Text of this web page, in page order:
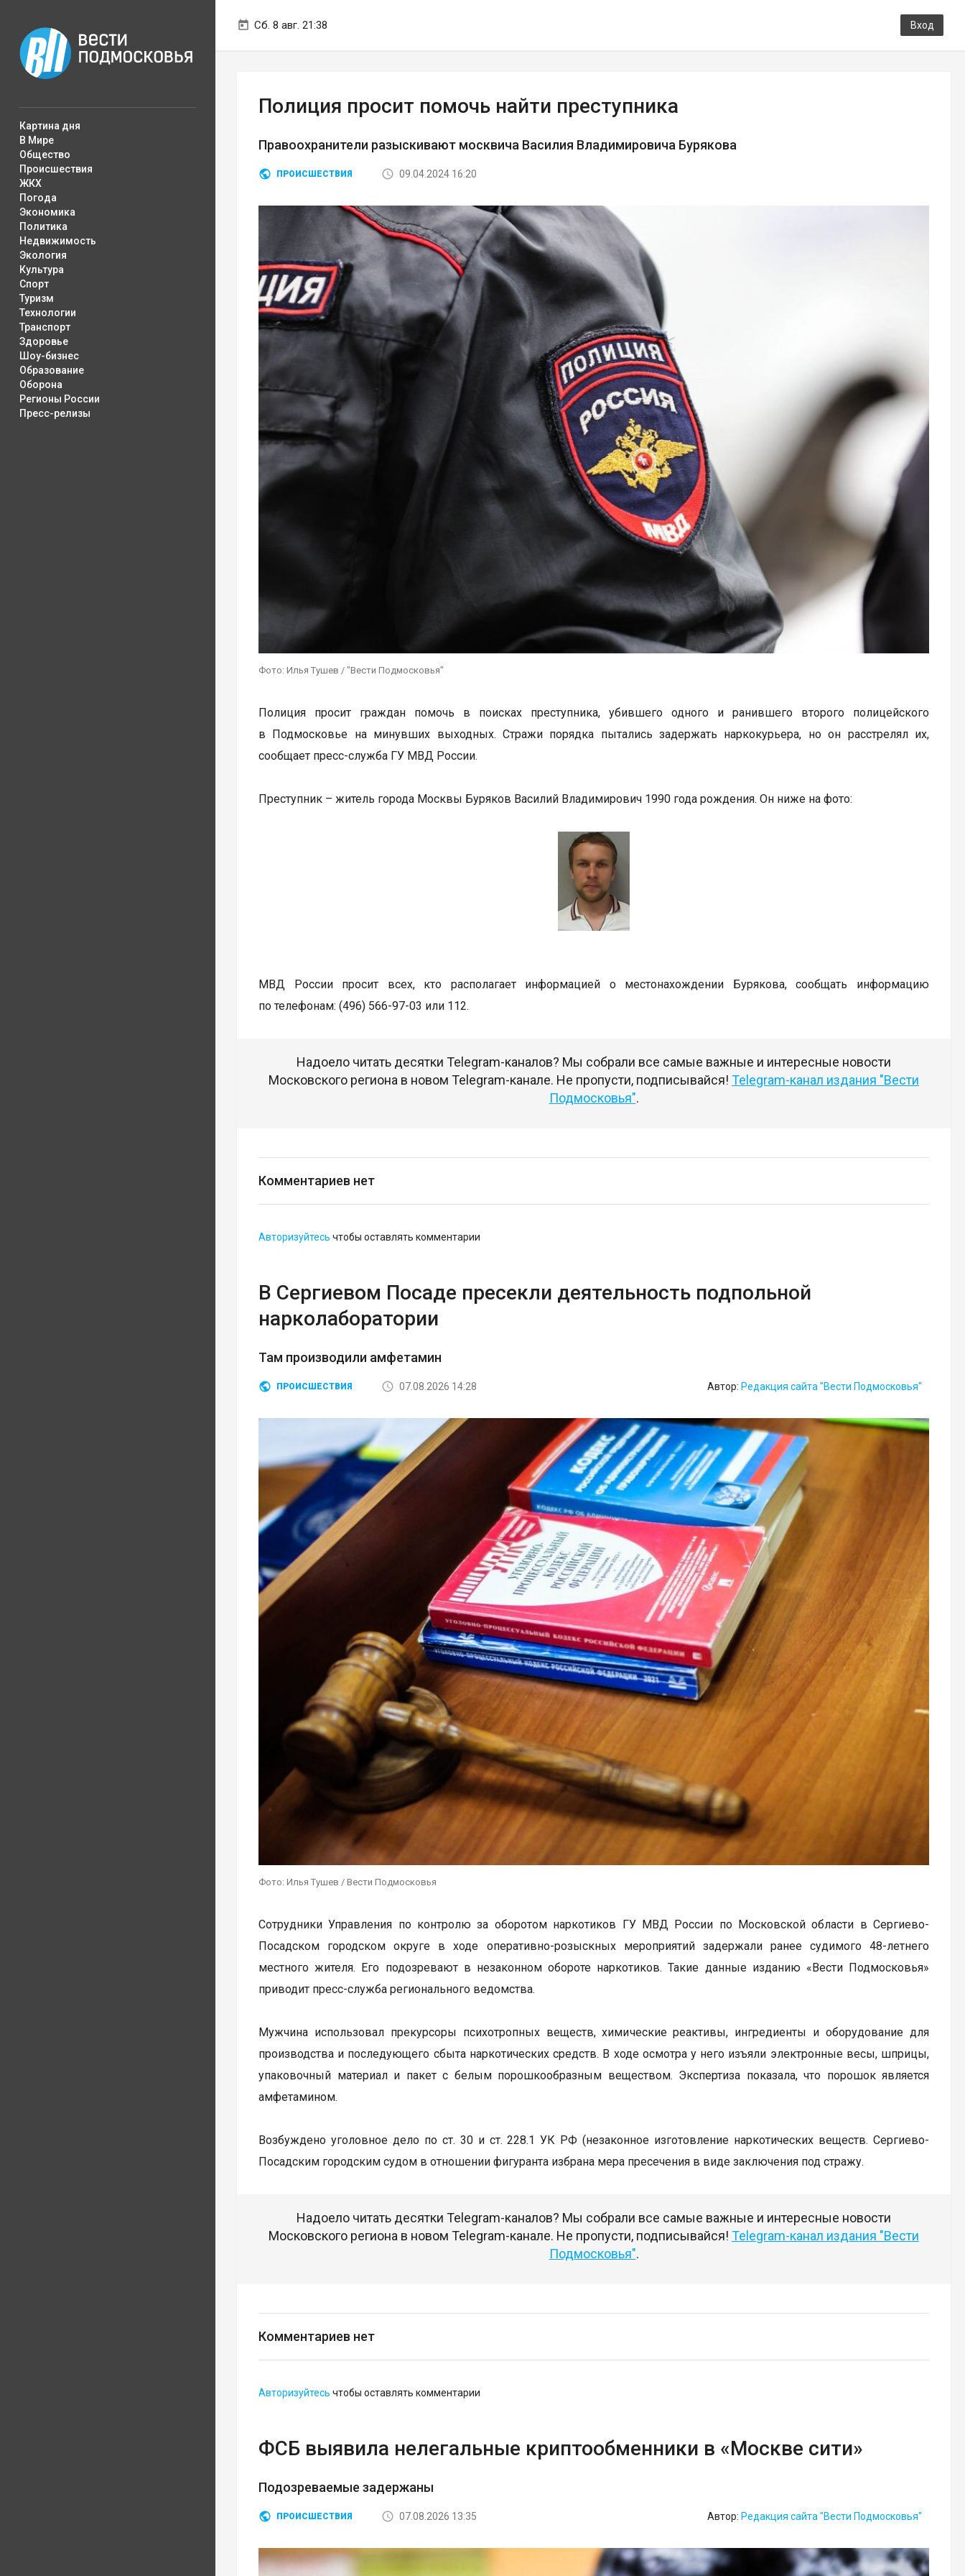
Сб. 8 авг. 21:38 Вход
Картина дня
В Мире
Общество
Происшествия
ЖКХ
Погода
Экономика
Политика
Недвижимость
Экология
Культура
Спорт
Туризм
Технологии
Транспорт
Здоровье
Шоу-бизнес
Образование
Оборона
Регионы России
Пресс-релизы
Полиция просит помочь найти преступника
Правоохранители разыскивают москвича Василия Владимировича Бурякова
ПРОИСШЕСТВИЯ 09.04.2024 16:20
Фото: Илья Тушев / "Вести Подмосковья"
Полиция просит граждан помочь в поисках преступника, убившего одного и ранившего второго полицейского
в Подмосковье на минувших выходных. Стражи порядка пытались задержать наркокурьера, но он расстрелял их,
сообщает пресс-служба ГУ МВД России.
Преступник – житель города Москвы Буряков Василий Владимирович 1990 года рождения. Он ниже на фото:
МВД России просит всех, кто располагает информацией о местонахождении Бурякова, сообщать информацию
по телефонам: (496) 566-97-03 или 112.
Надоело читать десятки Telegram-каналов? Мы собрали все самые важные и интересные новости
Московского региона в новом Telegram-канале. Не пропусти, подписывайся! Telegram-канал издания "Вести
Подмосковья".
Комментариев нет
Авторизуйтесь чтобы оставлять комментарии
В Сергиевом Посаде пресекли деятельность подпольной
нарколаборатории
Там производили амфетамин
ПРОИСШЕСТВИЯ 07.08.2026 14:28 Автор: Редакция сайта "Вести Подмосковья"
Фото: Илья Тушев / Вести Подмосковья
Сотрудники Управления по контролю за оборотом наркотиков ГУ МВД России по Московской области в Сергиево-
Посадском городском округе в ходе оперативно-розыскных мероприятий задержали ранее судимого 48-летнего
местного жителя. Его подозревают в незаконном обороте наркотиков. Такие данные изданию «Вести Подмосковья»
приводит пресс-служба регионального ведомства.
Мужчина использовал прекурсоры психотропных веществ, химические реактивы, ингредиенты и оборудование для
производства и последующего сбыта наркотических средств. В ходе осмотра у него изъяли электронные весы, шприцы,
упаковочный материал и пакет с белым порошкообразным веществом. Экспертиза показала, что порошок является
амфетамином.
Возбуждено уголовное дело по ст. 30 и ст. 228.1 УК РФ (незаконное изготовление наркотических веществ. Сергиево-
Посадским городским судом в отношении фигуранта избрана мера пресечения в виде заключения под стражу.
Надоело читать десятки Telegram-каналов? Мы собрали все самые важные и интересные новости
Московского региона в новом Telegram-канале. Не пропусти, подписывайся! Telegram-канал издания "Вести
Подмосковья".
Комментариев нет
Авторизуйтесь чтобы оставлять комментарии
ФСБ выявила нелегальные криптообменники в «Москве сити»
Подозреваемые задержаны
ПРОИСШЕСТВИЯ 07.08.2026 13:35 Автор: Редакция сайта "Вести Подмосковья"